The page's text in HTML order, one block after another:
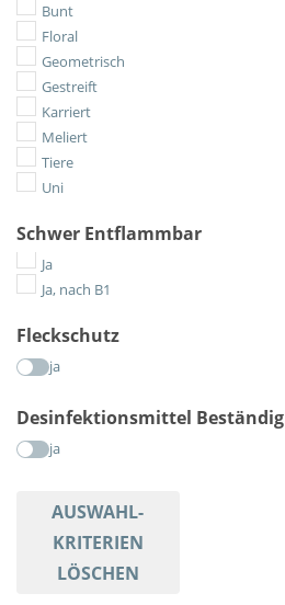
Bunt
Floral
Geometrisch
Gestreift
Karriert
Meliert
Tiere
Uni
Schwer Entflammbar
Ja
Ja, nach B1
Fleckschutz
ja
Desinfektionsmittel Beständig
ja
AUSWAHL-
KRITERIEN
LÖSCHEN